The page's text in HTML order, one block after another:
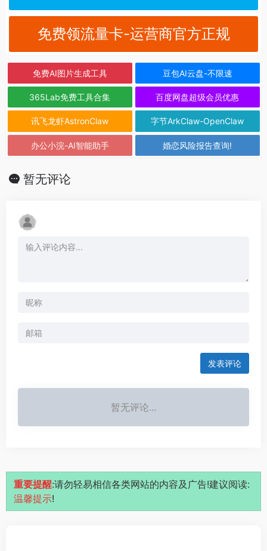
免费领流量卡-运营商官方正规
免费AI图片生成工具 豆包AI云盘-不限速
365Lab免费工具合集 百度网盘超级会员优惠
讯飞龙虾AstronClaw 字节ArkClaw-OpenClaw
办公小浣-AI智能助手 婚恋风险报告查询!
暂无评论
发表评论
暂无评论...
重要提醒:请勿轻易相信各类网站的内容及广告!建议阅读:
温馨提示!